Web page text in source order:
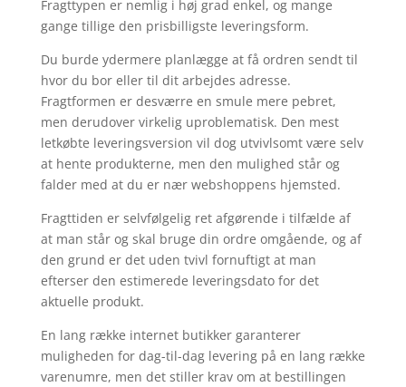
Fragttypen er nemlig i høj grad enkel, og mange
gange tillige den prisbilligste leveringsform.
Du burde ydermere planlægge at få ordren sendt til
hvor du bor eller til dit arbejdes adresse.
Fragtformen er desværre en smule mere pebret,
men derudover virkelig uproblematisk. Den mest
letkøbte leveringsversion vil dog utvivlsomt være selv
at hente produkterne, men den mulighed står og
falder med at du er nær webshoppens hjemsted.
Fragttiden er selvfølgelig ret afgørende i tilfælde af
at man står og skal bruge din ordre omgående, og af
den grund er det uden tvivl fornuftigt at man
efterser den estimerede leveringsdato for det
aktuelle produkt.
En lang række internet butikker garanterer
muligheden for dag-til-dag levering på en lang række
varenumre, men det stiller krav om at bestillingen